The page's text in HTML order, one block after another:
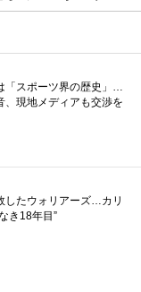
「スポーツ界の歴史」…
、現地メディアも交渉を
したウォリアーズ…カリ
き18年目”